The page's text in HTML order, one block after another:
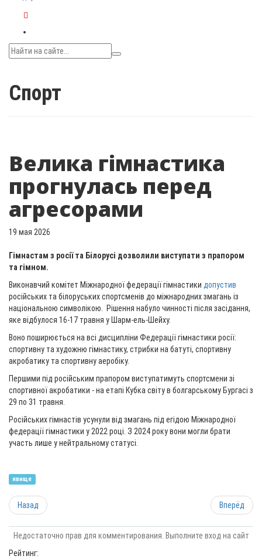
Спорт
Велика гімнастика
прогнулась перед
агресорами
19 мая 2026
Гімнастам з росії та Білорусі дозволили виступати з прапором
та гімном.
Виконавчий комітет Міжнародної федерації гімнастики допустив
російських та білоруських спортсменів до міжнародних змагань із
національною символікою. Рішення набуло чинності після засідання,
яке відбулося 16-17 травня у Шарм-ель-Шейху.
Воно поширюється на всі дисципліни Федерації гімнастики росії:
спортивну та художню гімнастику, стрибки на батуті, спортивну
акробатику та спортивну аеробіку.
Першими під російським прапором виступатимуть спортсмени зі
спортивної акробатики - на етапі Кубка світу в болгарському Бургасі з
29 по 31 травня.
Російських гімнастів усунули від змагань під егідою Міжнародної
федерації гімнастики у 2022 році. З 2024 року вони могли брати
участь лише у нейтральному статусі.
явище
Назад Вперёд
Недостаточно прав для комментирования. Выполните вход на сайт
Рейтинг: